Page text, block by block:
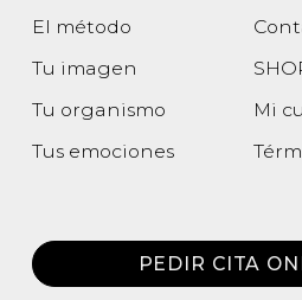
PEDIR CITA
El método
Tu imagen
Tu organismo
Tus emociones
Mi